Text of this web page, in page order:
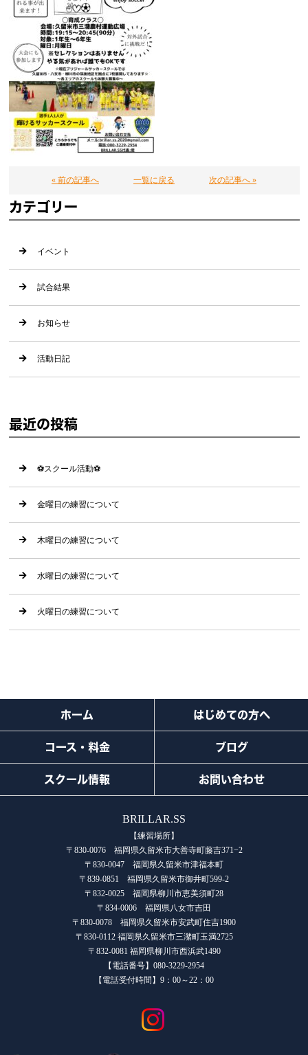
« 前の記事へ 一覧に戻る 次の記事へ »
カテゴリー
イベント
試合結果
お知らせ
活動日記
最近の投稿
⚽️スクール活動⚽️
金曜日の練習について
木曜日の練習について
水曜日の練習について
火曜日の練習について
ホーム はじめての方へ
コース・料金 ブログ
スクール情報 お問い合わせ
BRILLAR.SS
【練習場所】
〒830-0076 福岡県久留米市大善寺町藤吉371−2
〒830-0047 福岡県久留米市津福本町
〒839-0851 福岡県久留米市御井町599-2
〒832-0025 福岡県柳川市恵美須町28
〒834-0006 福岡県八女市吉田
〒830-0078 福岡県久留米市安武町住吉1900
〒830-0112 福岡県久留米市三潴町玉満2725
〒832-0081 福岡県柳川市西浜武1490
【電話番号】080-3229-2954
【電話受付時間】9：00～22：00